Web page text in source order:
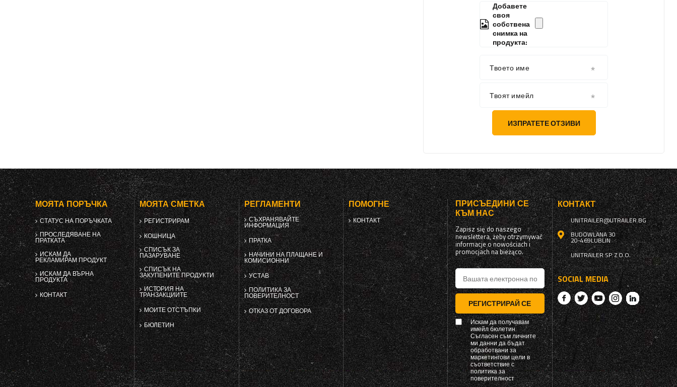
Добавете
своя
собствена
снимка на
продукта:
Твоето име
Твоят имейл
ИЗПРАТЕТЕ ОТЗИВИ
МОЯТА ПОРЪЧКА
СТАТУС НА ПОРЪЧКАТА
ПРОСЛЕДЯВАНЕ НА
ПРАТКАТА
ИСКАМ ДА
РЕКЛАМИРАМ ПРОДУКТ
ИСКАМ ДА ВЪРНА
ПРОДУКТА
КОНТАКТ
МОЯТА СМЕТКА
РЕГИСТРИРАМ
КОШНИЦА
СПИСЪК ЗА
ПАЗАРУВАНЕ
СПИСЪК НА
ЗАКУПЕНИТЕ ПРОДУКТИ
ИСТОРИЯ НА
ТРАНЗАКЦИИТЕ
МОИТЕ ОТСТЪПКИ
БЮЛЕТИН
РЕГЛАМЕНТИ
СЪХРАНЯВАЙТЕ
ИНФОРМАЦИЯ
ПРАТКА
НАЧИНИ НА ПЛАЩАНЕ И
КОМИСИОННИ
УСТАВ
ПОЛИТИКА ЗА
ПОВЕРИТЕЛНОСТ
ОТКАЗ ОТ ДОГОВОРА
ПОМОГНЕ
КОНТАКТ
ПРИСЪЕДИНИ СЕ
КЪМ НАС
Zapisz się do naszego
newslettera, żeby otrzymywać
informacje o nowościach i
promocjach na bieżąco.
РЕГИСТРИРАЙ СЕ
Искам да получавам
имейл бюлетин.
Съгласен съм личните
ми данни да бъдат
обработвани за
маркетингови цели в
съответствие с
политика за
поверителност
КОНТАКТ
UNITRAILER@UTRAILER.BG
BUDOWLANA 30
20-469LUBLIN
UNITRAILER SP. Z O.O.
SOCIAL MEDIA